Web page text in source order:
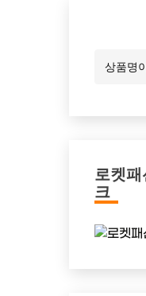
로켓
크